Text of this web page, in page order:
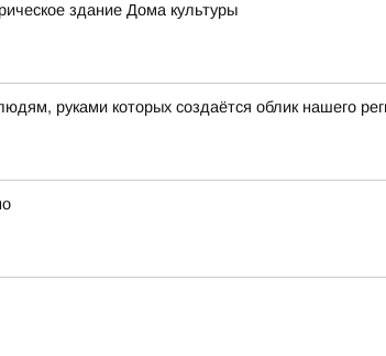
здание Дома культуры
руками которых создаётся облик нашего